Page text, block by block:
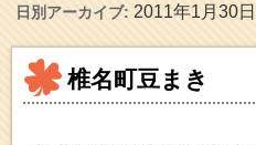
日別アーカイブ:2011年1月30日
椎名町豆まき